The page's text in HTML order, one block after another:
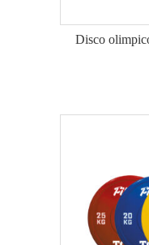
Disco